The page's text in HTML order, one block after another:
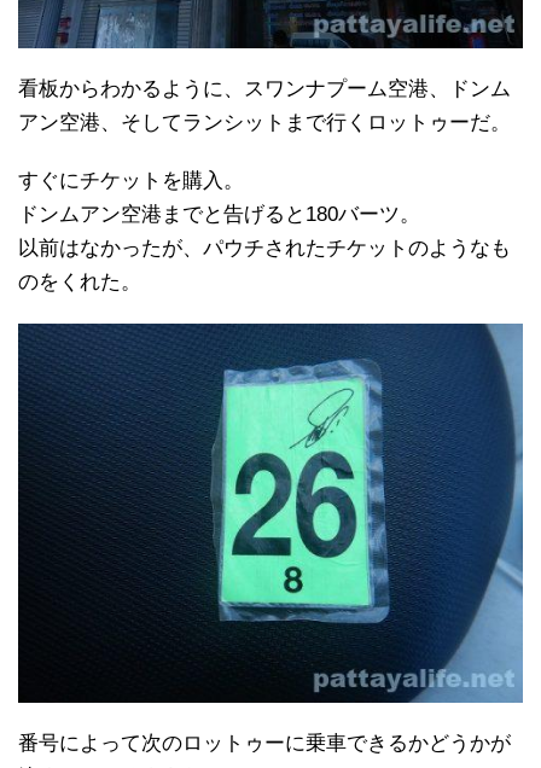
看板からわかるように、スワンナプーム空港、ドンム
アン空港、そしてランシットまで行くロットゥーだ。
すぐにチケットを購入。
ドンムアン空港までと告げると180バーツ。
以前はなかったが、パウチされたチケットのようなも
のをくれた。
番号によって次のロットゥーに乗車できるかどうかが